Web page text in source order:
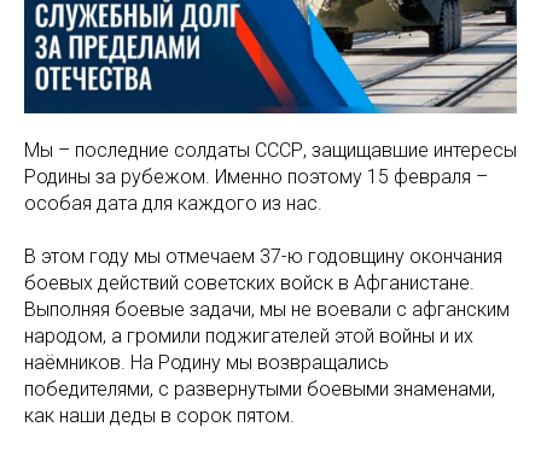
Мы – последние солдаты СССР, защищавшие интересы
Родины за рубежом. Именно поэтому 15 февраля –
особая дата для каждого из нас.
В этом году мы отмечаем 37-ю годовщину окончания
боевых действий советских войск в Афганистане.
Выполняя боевые задачи, мы не воевали с афганским
народом, а громили поджигателей этой войны и их
наёмников. На Родину мы возвращались
победителями, с развернутыми боевыми знаменами,
как наши деды в сорок пятом.